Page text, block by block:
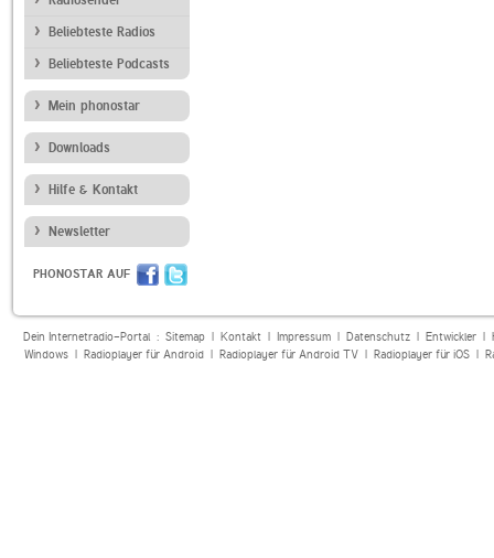
Beliebteste Radios
Beliebteste Podcasts
Mein phonostar
Downloads
Hilfe & Kontakt
Newsletter
PHONOSTAR AUF
Dein Internetradio-Portal : Sitemap| Kontakt| Impressum| Datenschutz| Entwickler|
Windows| Radioplayer für Android| Radioplayer für Android TV| Radioplayer für iOS|